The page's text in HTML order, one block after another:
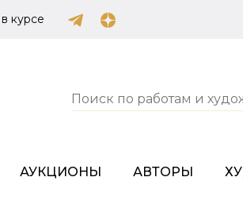
курсе
АУКЦИОНЫ АВТОРЫ